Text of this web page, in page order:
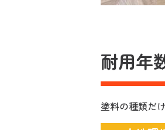
耐用年
塗料の種類だ